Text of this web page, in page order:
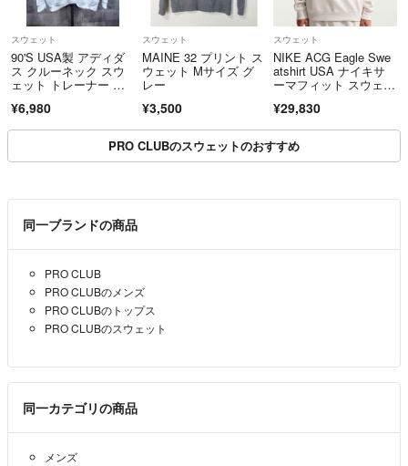
スウェット
90'S USA製 アディダ
ス クルーネック スウ
ェット トレーナー M a
製
¥6,980
スウェット
MAINE 32 プリント ス
ウェット Mサイズ グ
レー
¥3,500
スウェット
NIKE ACG Eagle Swe
atshirt USA ナイキサ
ーマフィット スウェッ
ボリーXL
¥29,830
PRO CLUBのスウェットのおすすめ
同一ブランドの商品
PRO CLUB
PRO CLUBのメンズ
PRO CLUBのトップス
PRO CLUBのスウェット
同一カテゴリの商品
メンズ